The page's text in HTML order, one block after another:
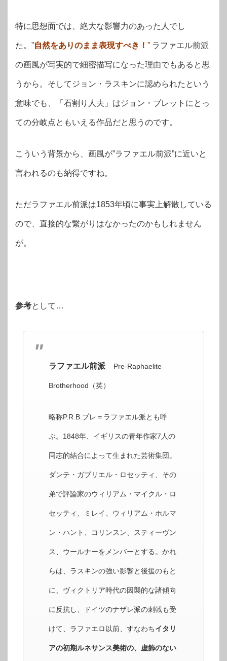
特に思想面では、絶大な影響力のあった人でし
た。 ”自然をありのまま表現すべき！ ” ラファエル前派
の画風が写実的で細密描写になった理由でもあると思
うから。そしてジョン・ラスキンに認められたという
意味でも、「石割り人夫」はジョン・ブレットにとっ
ての分岐点ともいえる作品だと思うのです。
こういう背景から、画風が”ラファエル前派”に近いと
言われるのも納得ですね。
ただラファエル前派は1853年頃に事実上解散している
ので、直接的な繋がりはなかったのかもしれません
が。
参考として…
ラファエル前派 Pre-Raphaelite
Brotherhood（英）
略称P.R.B.プレ＝ラファエル派とも呼
ぶ。1848年、イギリスの青年作家7人の
同志的結合によって生まれた芸術集団。
ダンテ・ガブリエル・ロセッティ、その
弟で評論家のウィリアム・マイクル・ロ
セッティ、ミレイ、ウィリアム・ホルマ
ン・ハント、コリンスン、スティーヴン
ス、ウールナーをメンバーとする。かれ
らは、ラスキンの強い影響と後援のもと
に、ヴィクトリア時代の因襲的な諸傾向
に反抗し、ドイツのナザレ派の刺戟も受
けて、ラファエロ以前、すなわちイタリ
アの初期ルネサンス美術の、虚飾のない